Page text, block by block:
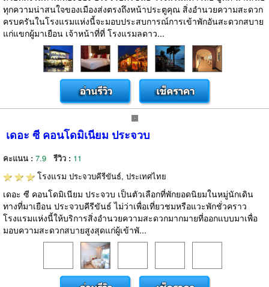
ทุกความน่าสนใจของเมืองส่งตรงถึงหน้าประตูคุณ สิ่งอำนวยความสะดวก
ครบครันในโรงแรมแห่งนี้จะมอบประสบการณ์การเข้าพักอันสะดวกสบาย
แก่แขกผู้มาเยือน เจ้าหน้าที่ที่ โรงแรมลดาว...
เดอะ ซี คอนโดมิเนียม ประจวบ
คะแนน : 7.9 รีวิว : 11
โรงแรม ประจวบคีรีขันธ์, ประเทศไทย
เดอะ ซี คอนโดมิเนียม ประจวบ เป็นตัวเลือกที่พักยอดนิยมในหมู่นักเดิน
ทางที่มาเยือน ประจวบคีรีขันธ์ ไม่ว่าเพื่อเที่ยวชมหรือแวะพักชั่วคราว
โรงแรมแห่งนี้ให้บริการสิ่งอำนวยความสะดวกมากมายที่ออกแบบมาเพื่อ
มอบความสะดวกสบายสูงสุดแก่ผู้เข้าพั...